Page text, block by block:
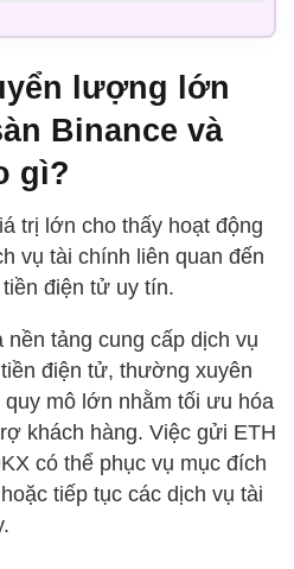
lượng lớn
Binance và
gì?
trị lớn cho thấy hoạt động
vụ tài chính liên quan đến
điện tử uy tín.
tảng cung cấp dịch vụ
điện tử, thường xuyên
mô lớn nhằm tối ưu hóa
khách hàng. Việc gửi ETH
có thể phục vụ mục đích
tiếp tục các dịch vụ tài